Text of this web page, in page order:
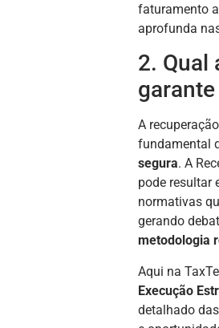
faturamento
aprofunda
2. Qual
A
fundamental
segura. A
pode resultar
normativas
gerando
metodologia
Aqui na
Execução
detalhado